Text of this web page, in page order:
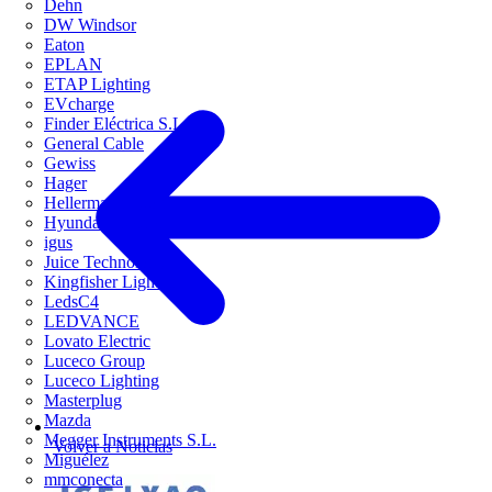
Dehn
DW Windsor
Eaton
EPLAN
ETAP Lighting
EVcharge
Finder Eléctrica S.L.U
General Cable
Gewiss
Hager
HellermannTyton
Hyundai Electric
igus
Juice Technology
Kingfisher Lighting
LedsC4
LEDVANCE
Lovato Electric
Luceco Group
Luceco Lighting
Masterplug
Mazda
Megger Instruments S.L.
Miguélez
mmconecta
Volver a Noticias